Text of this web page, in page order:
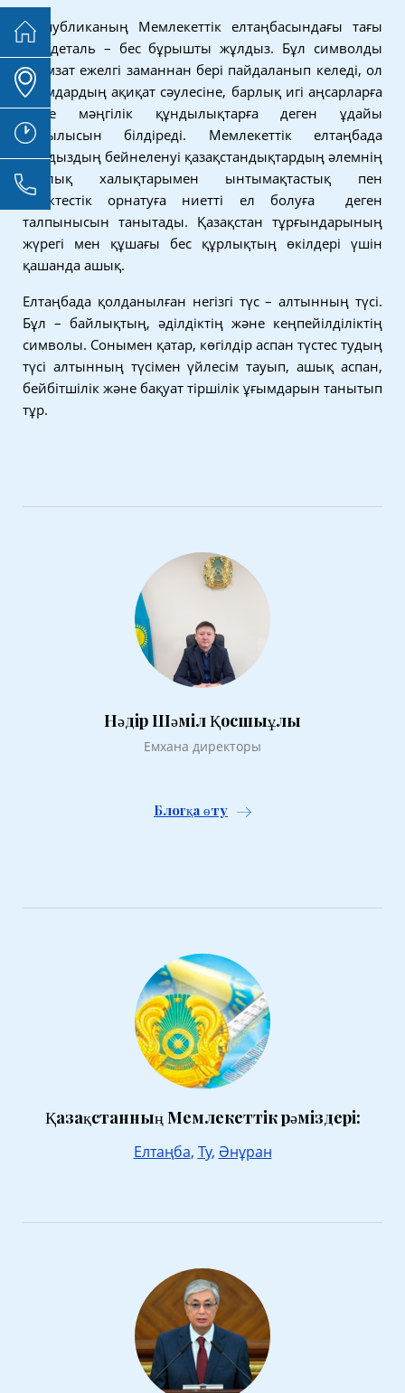
Республиканың Мемлекеттік елтаңбасындағы тағы
бір деталь – бес бұрышты жұлдыз. Бұл символды
адамзат ежелгі заманнан бері пайдаланып келеді, ол
адамдардың ақиқат сәулесіне, барлық игі аңсарларға
және мәңгілік құндылықтарға деген ұдайы
ұмтылысын білдіреді. Мемлекеттік елтаңбада
жұлдыздың бейнеленуі қазақстандықтардың әлемнің
барлық халықтарымен ынтымақтастық пен
серіктестік орнатуға ниетті ел болуға деген
талпынысын танытады. Қазақстан тұрғындарының
жүрегі мен құшағы бес құрлықтың өкілдері үшін
қашанда ашық.
Елтаңбада қолданылған негізгі түс – алтынның түсі.
Бұл – байлықтың, әділдіктің және кеңпейілділіктің
символы. Сонымен қатар, көгілдір аспан түстес тудың
түсі алтынның түсімен үйлесім тауып, ашық аспан,
бейбітшілік және бақуат тіршілік ұғымдарын танытып
тұр.
Нәдір Шәміл Қосшыұлы
Емхана директоры
Блогқа өту
Қазақстанның Мемлекеттік рәміздері:
Елтаңба, Ту, Әнұран